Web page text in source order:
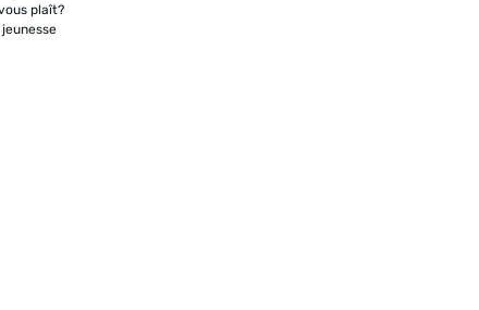
plaît?